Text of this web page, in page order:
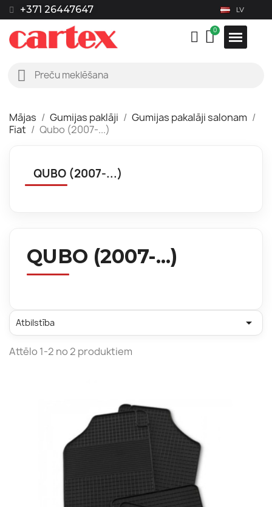
+371 26447647 LV
Mājas Gumijas paklāji
Gumijas pakalāji salonam
Fiat
Qubo (2007-...)
QUBO (2007-...)
QUBO (2007-...)
Atbilstība 
Attēlo 1-2 no 2 produktiem